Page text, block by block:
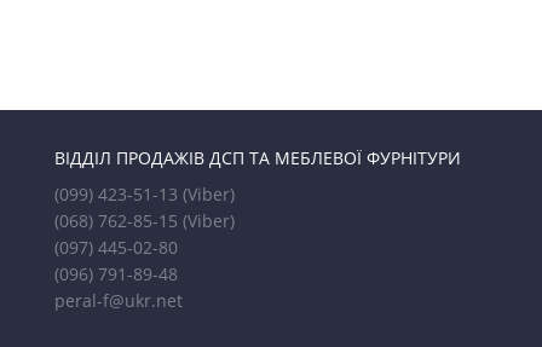
ВІДДІЛ ПРОДАЖІВ ДСП ТА МЕБЛЕВОЇ ФУРНІТУРИ
(099) 423-51-13 (Viber)
(068) 762-85-15 (Viber)
(097) 445-02-80
(096) 791-89-48
peral-f@ukr.net